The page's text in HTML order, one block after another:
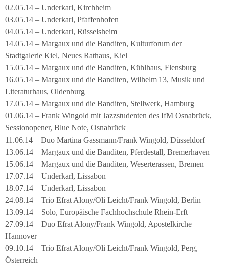
02.05.14 – Underkarl, Kirchheim
03.05.14 – Underkarl, Pfaffenhofen
04.05.14 – Underkarl, Rüsselsheim
14.05.14 – Margaux und die Banditen, Kulturforum der
Stadtgalerie Kiel, Neues Rathaus, Kiel
15.05.14 – Margaux und die Banditen, Kühlhaus, Flensburg
16.05.14 – Margaux und die Banditen, Wilhelm 13, Musik und
Literaturhaus, Oldenburg
17.05.14 – Margaux und die Banditen, Stellwerk, Hamburg
01.06.14 – Frank Wingold mit Jazzstudenten des IfM Osnabrück,
Sessionopener, Blue Note, Osnabrück
11.06.14 – Duo Martina Gassmann/Frank Wingold, Düsseldorf
13.06.14 – Margaux und die Banditen, Pferdestall, Bremerhaven
15.06.14 – Margaux und die Banditen, Weserterassen, Bremen
17.07.14 – Underkarl, Lissabon
18.07.14 – Underkarl, Lissabon
24.08.14 – Trio Efrat Alony/Oli Leicht/Frank Wingold, Berlin
13.09.14 – Solo, Europäische Fachhochschule Rhein-Erft
27.09.14 – Duo Efrat Alony/Frank Wingold, Apostelkirche
Hannover
09.10.14 – Trio Efrat Alony/Oli Leicht/Frank Wingold, Perg,
Österreich